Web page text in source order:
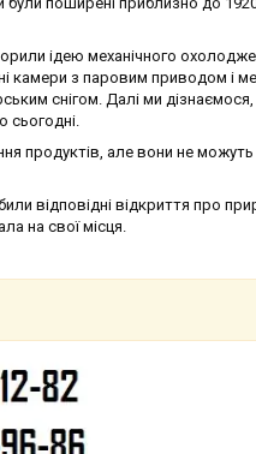
ідею механічного
камери з паровим приводом і
снігом. Далі ми
продуктів, але вони не
відповідні відкриття про
на свої місця.